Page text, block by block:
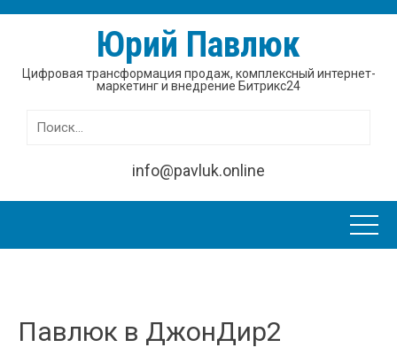
Юрий Павлюк
Цифровая трансформация продаж, комплексный интернет-
маркетинг и внедрение Битрикс24
Найти:
info@pavluk.online
Павлюк в ДжонДир2